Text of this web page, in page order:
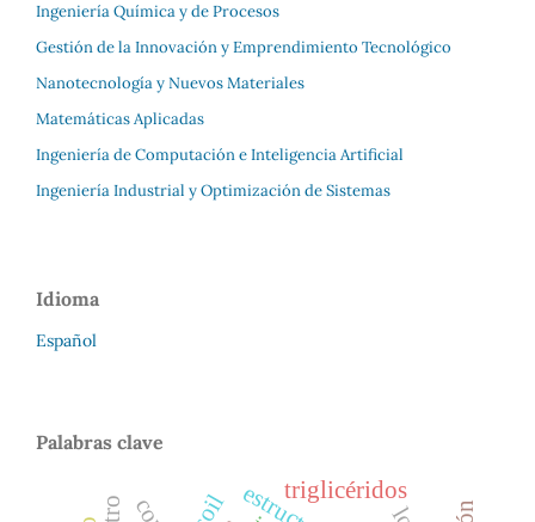
Ingeniería Química y de Procesos
Gestión de la Innovación y Emprendimiento Tecnológico
Nanotecnología y Nuevos Materiales
Matemáticas Aplicadas
Ingeniería de Computación e Inteligencia Artificial
Ingeniería Industrial y Optimización de Sistemas
Idioma
Español
Palabras clave
triglicéridos